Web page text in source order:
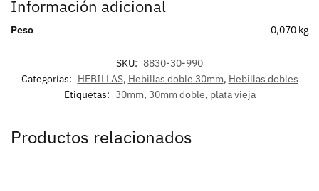
Información adicional
Peso 0,070 kg
SKU: 8830-30-990
Categorías: HEBILLAS, Hebillas doble 30mm, Hebillas dobles
Etiquetas: 30mm, 30mm doble, plata vieja
Productos relacionados